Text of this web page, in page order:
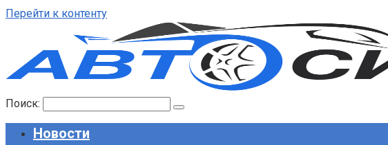
Перейти к контенту
Поиск:
Новости